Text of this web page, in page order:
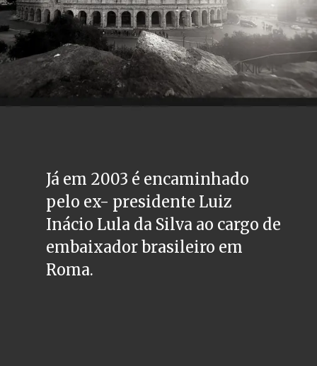
Já em 2003 é encaminhado
pelo ex- presidente Luiz
Inácio Lula da Silva ao cargo de
embaixador brasileiro em
Roma.